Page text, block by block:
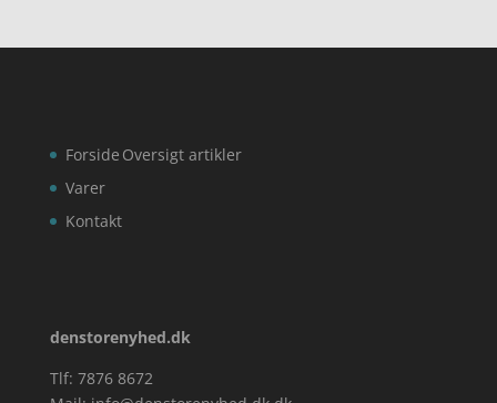
Forside
Varer
Kontakt
Oversigt artikler
denstorenyhed.dk
Tlf: 7876 8672